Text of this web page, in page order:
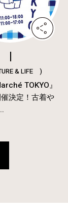
& LIFE )
TOKYO』
決定！古着や